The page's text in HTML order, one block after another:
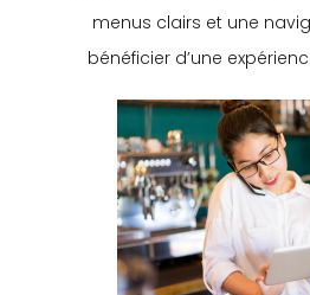
menus clairs et une
bénéficier d’une